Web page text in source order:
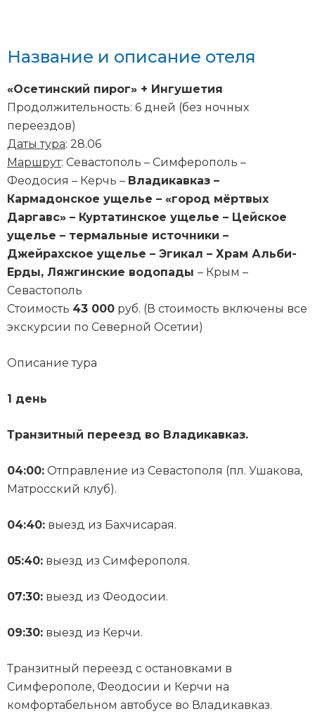
Название и описание отеля
«Осетинский пирог» + Ингушетия
Продолжительность: 6 дней (без ночных
переездов)
Даты тура: 28.06
Маршрут: Севастополь – Симферополь –
Феодосия – Керчь – Владикавказ –
Кармадонское ущелье – «город мёртвых
Даргавс» – Куртатинское ущелье – Цейское
ущелье – термальные источники –
Джейрахское ущелье – Эгикал – Храм Альби-
Ерды, Ляжгинские водопады – Крым –
Севастополь
Стоимость 43 000 руб. (В стоимость включены все
экскурсии по Северной Осетии)
Описание тура
1 день
Транзитный переезд во Владикавказ.
04:00: Отправление из Севастополя (пл. Ушакова,
Матросский клуб).
04:40: выезд из Бахчисарая.
05:40: выезд из Симферополя.
07:30: выезд из Феодосии.
09:30: выезд из Керчи.
Транзитный переезд с остановками в
Симферополе, Феодосии и Керчи на
комфортабельном автобусе во Владикавказ.